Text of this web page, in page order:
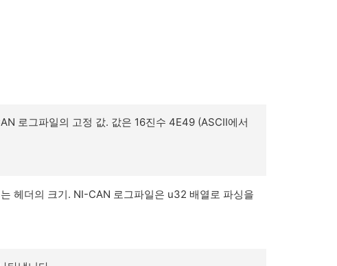
로그파일의 고정 값. 값은 16진수 4E49 (ASCII에서
헤더의 크기. NI-CAN 로그파일은 u32 배열로 파싱을